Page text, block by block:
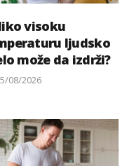
visoku
ljudsko
može da izdrži?
08/2026